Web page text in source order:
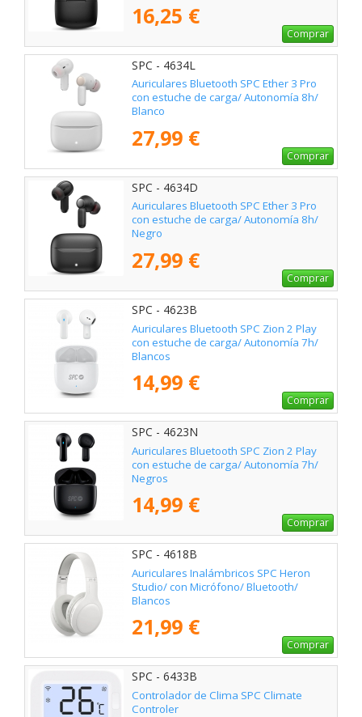
16,25 €
Comprar
SPC - 4634L
Auriculares Bluetooth SPC Ether 3 Pro
con estuche de carga/ Autonomía 8h/
Blanco
27,99 €
Comprar
SPC - 4634D
Auriculares Bluetooth SPC Ether 3 Pro
con estuche de carga/ Autonomía 8h/
Negro
27,99 €
Comprar
SPC - 4623B
Auriculares Bluetooth SPC Zion 2 Play
con estuche de carga/ Autonomía 7h/
Blancos
14,99 €
Comprar
SPC - 4623N
Auriculares Bluetooth SPC Zion 2 Play
con estuche de carga/ Autonomía 7h/
Negros
14,99 €
Comprar
SPC - 4618B
Auriculares Inalámbricos SPC Heron
Studio/ con Micrófono/ Bluetooth/
Blancos
21,99 €
Comprar
SPC - 6433B
Controlador de Clima SPC Climate
Controler